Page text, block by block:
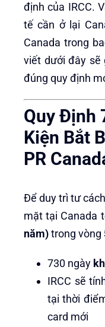
định của IRCC.
tế cần ở lại
Canada trong
viết dưới đây sẽ
đúng quy định
Quy Định
Kiện Bắt
PR
Để duy trì tư
mặt tại Canada
năm)trong vòng
730 ngày
IRCC sẽ
tại thời
card mới